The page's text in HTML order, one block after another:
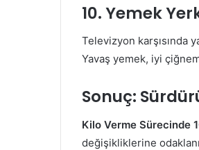
10. Yemek
Televizyon karşısında
Yavaş yemek, iyi
Sonuç:
Kilo Verme Sürecinde
değişikliklerine